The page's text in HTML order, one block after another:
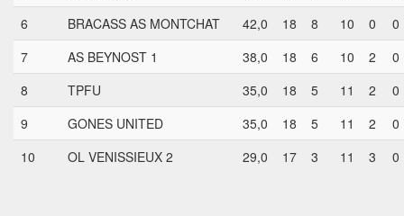
6
BRACASS AS MONTCHAT 42,0 18 8 10 0
0
7
AS BEYNOST 1 38,0 18 6 10 2
0
8
TPFU 35,0 18 5 11 2
0
9
GONES UNITED 35,0 18 5 11 2
0
10
OL VENISSIEUX 2 29,0 17 3 11 3 0